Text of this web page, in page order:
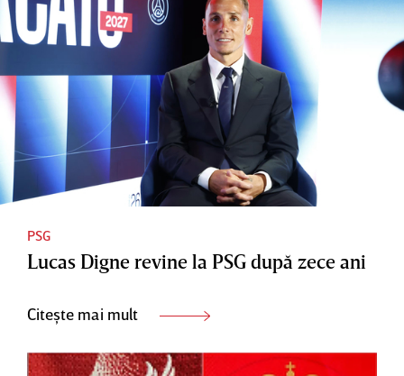
PSG
Lucas Digne revine la PSG după zece ani
Citește mai mult